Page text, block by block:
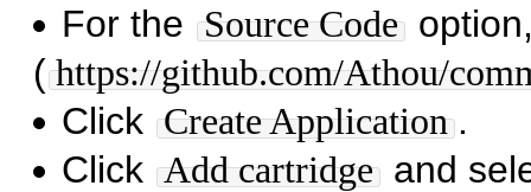
For the Source Code
( https://github.com/Athou/
Click Create Application .
Click Add cartridge and